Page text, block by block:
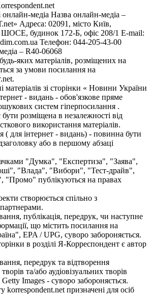
онлайн-медіа Назва онлайн-медіа –
Адреса: 02091, місто Київ,
будинок 172-Б, офіс 208/1 E-mail:
Телефон: 044-205-43-00
– R40-06068
яких матеріалів, розміщених на
за умови посилання на
матеріалів зі сторінки « Новини України
- видань - обов'язкове пряме
систем гіперпосилання .
розміщена в незалежності від
використання матеріалів.
( для інтернет - видань) - повинна бути
або в першому абзаці
"Думка", "Експертиза", "Заява",
"Влада", "Вибори", "Тест-драйв",
"Промо" публікуються на правах
створюється спільно з
публікація, передрук, чи наступне
що містить посилання на
EPA / UPG, суворо забороняється.
в розділі Я-Корреспондент є автор
передрук та відтворення
та/або аудіовізуальних творів
Images - суворо забороняється.
korrespondent.net призначені для осіб